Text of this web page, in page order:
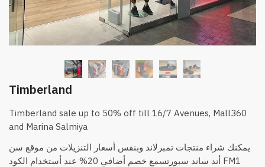
Timberland
Timberland sale up to 50% off till 16/7 Avenues, Mall360
and Marina Salmiya
يمكنك شراء منتجات تمبرلاند وبنفس أسعار التنزيلات من موقع سن
أند ساند سبورتسمع خصم أضافي 20% عند أستخدام الكود FM1